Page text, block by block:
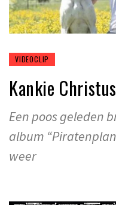
VIDEOCLIP
Kankie
Een poos geleden
album
weer